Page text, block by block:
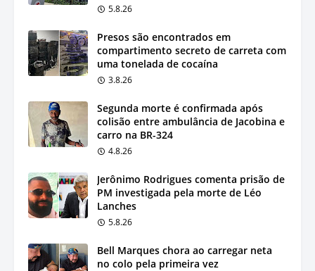
5.8.26
Presos são encontrados em
compartimento secreto de carreta com
uma tonelada de cocaína
3.8.26
Segunda morte é confirmada após
colisão entre ambulância de Jacobina e
carro na BR-324
4.8.26
Jerônimo Rodrigues comenta prisão de
PM investigada pela morte de Léo
Lanches
5.8.26
Bell Marques chora ao carregar neta
no colo pela primeira vez